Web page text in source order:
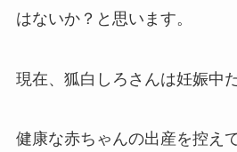
はないか？と思います。
現在、狐白しろさんは妊娠中
健康な赤ちゃんの出産を控え